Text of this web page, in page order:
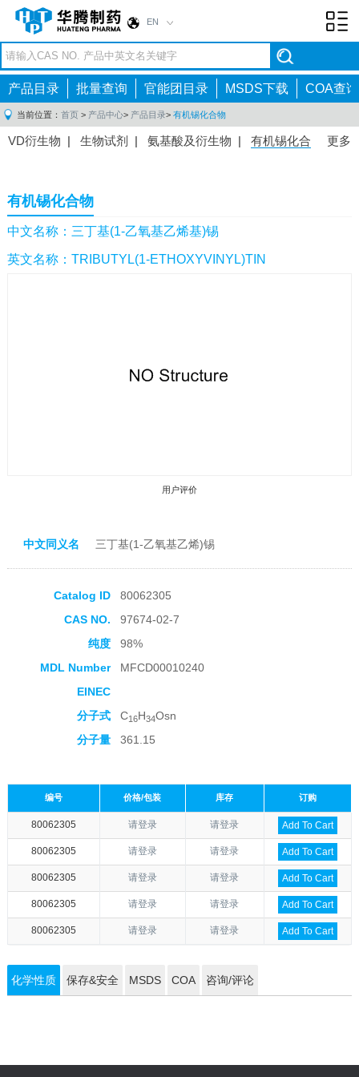
EN
产品目录 批量查询 官能团目录 MSDS下载 COA查询
当前位置： 首页 > 产品中心> 产品目录> 有机锡化合物
更多
VD衍生物 | 生物试剂 | 氨基酸及衍生物 | 有机锡化合
间体|抗高血压药物中间体
感染药物中间体|
体 |抗精神病药物中间体 |抗炎药物中间体
药中间体|其他原料药中间体|
有机锡化合物
中文名称：三丁基(1-乙氧基乙烯基)锡
英文名称：TRIBUTYL(1-ETHOXYVINYL)TIN
用户评价
中文同义名 三丁基(1-乙氧基乙烯)锡
Catalog ID
80062305
CAS NO.
97674-02-7
纯度
98%
MDL Number
MFCD00010240
EINEC
分子式
C16H34Osn
分子量
361.15
编号 价格/包装 库存 订购
80062305 请登录 请登录 Add To Cart
80062305 请登录 请登录 Add To Cart
80062305 请登录 请登录 Add To Cart
80062305 请登录 请登录 Add To Cart
80062305 请登录 请登录 Add To Cart
化学性质 保存&安全 MSDS COA 咨询/评论